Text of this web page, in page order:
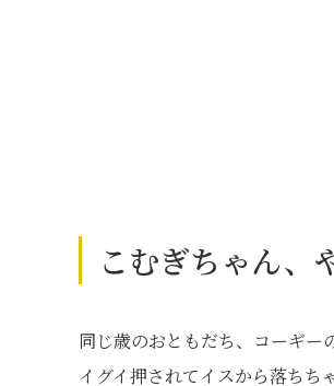
こむぎちゃん、
同じ歳のおともだち、コーギ
イグイ押されてイスから落ち